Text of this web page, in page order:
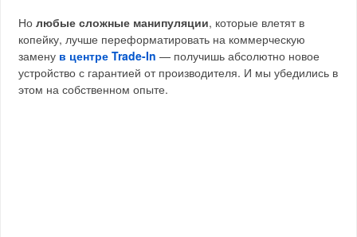
Нолюбые сложные манипуляции, которые влетят в
копейку, лучше переформатировать на коммерческую
замену в центре Trade-In — получишь абсолютно новое
устройство с гарантией от производителя. И мы убедились в
этом на собственном опыте.